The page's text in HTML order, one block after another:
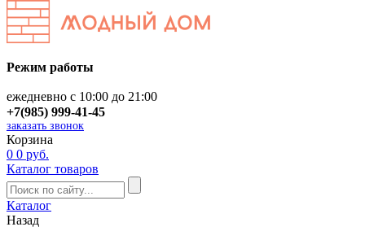
Режим работы
ежедневно с 10:00 до 21:00
+7(985) 999-41-45
заказать звонок
Корзина
0 0 руб.
Каталог товаров
Каталог
Назад